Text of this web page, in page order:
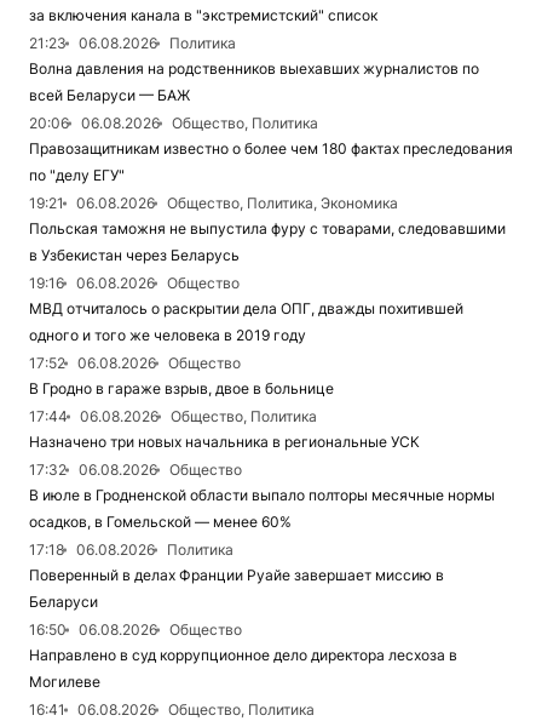
за включения канала в "экстремистский" список
21:23
06.08.2026
Политика
Волна давления на родственников выехавших журналистов по
всей Беларуси — БАЖ
20:06
06.08.2026
Общество, Политика
Правозащитникам известно о более чем 180 фактах преследования
по "делу ЕГУ"
19:21
06.08.2026
Общество, Политика, Экономика
Польская таможня не выпустила фуру с товарами, следовавшими
в Узбекистан через Беларусь
19:16
06.08.2026
Общество
МВД отчиталось о раскрытии дела ОПГ, дважды похитившей
одного и того же человека в 2019 году
17:52
06.08.2026
Общество
В Гродно в гараже взрыв, двое в больнице
17:44
06.08.2026
Общество, Политика
Назначено три новых начальника в региональные УСК
17:32
06.08.2026
Общество
В июле в Гродненской области выпало полторы месячные нормы
осадков, в Гомельской — менее 60%
17:18
06.08.2026
Политика
Поверенный в делах Франции Руайе завершает миссию в
Беларуси
16:50
06.08.2026
Общество
Направлено в суд коррупционное дело директора лесхоза в
Могилеве
16:41
06.08.2026
Общество, Политика